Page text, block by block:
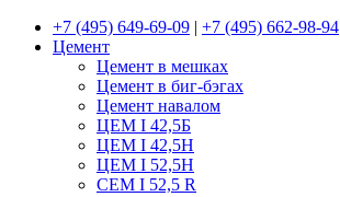
+7 (495) 649-69-09 | +7 (495) 662-98-94
Цемент
Цемент в мешках
Цемент в биг-бэгах
Цемент навалом
ЦЕМ I 42,5Б
ЦЕМ I 42,5Н
ЦЕМ I 52,5Н
CEM I 52,5 R